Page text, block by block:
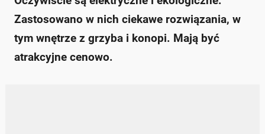
Zastosowano w nich ciekawe rozwiązania, w
tym wnętrze z grzyba i konopi. Mają być
atrakcyjne cenowo.